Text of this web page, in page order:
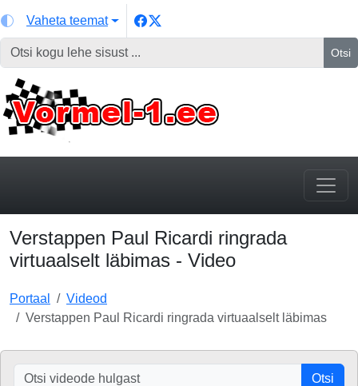
Vaheta teemat
Otsi
Verstappen Paul Ricardi ringrada
virtuaalselt läbimas - Video
Portaal
Videod
Verstappen Paul Ricardi ringrada virtuaalselt läbimas
Otsi